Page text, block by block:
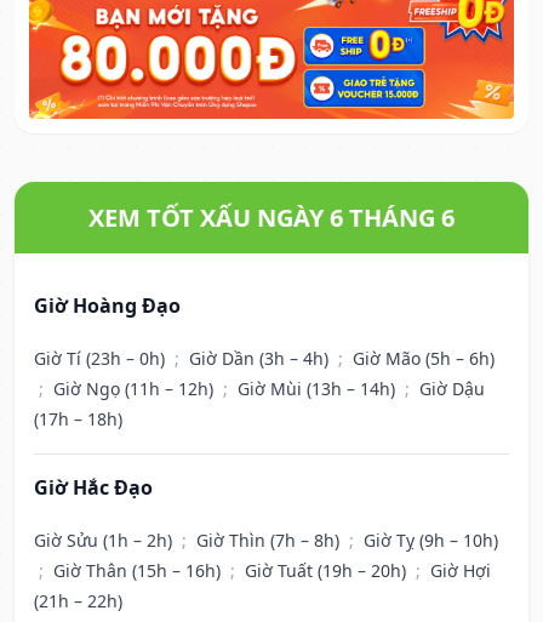
XEM TỐT XẤU NGÀY 6 THÁNG 6
Giờ Hoàng Đạo
Giờ Tí (23h – 0h) ; Giờ Dần (3h – 4h) ; Giờ Mão (5h – 6h)
; Giờ Ngọ (11h – 12h) ; Giờ Mùi (13h – 14h) ; Giờ Dậu
(17h – 18h)
Giờ Hắc Đạo
Giờ Sửu (1h – 2h) ; Giờ Thìn (7h – 8h) ; Giờ Tỵ (9h – 10h)
; Giờ Thân (15h – 16h) ; Giờ Tuất (19h – 20h) ; Giờ Hợi
(21h – 22h)